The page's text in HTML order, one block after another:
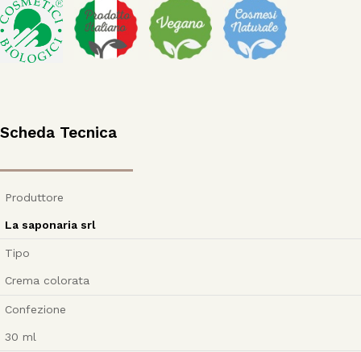
Scheda Tecnica
Produttore
La saponaria srl
Tipo
Crema colorata
Confezione
30 ml